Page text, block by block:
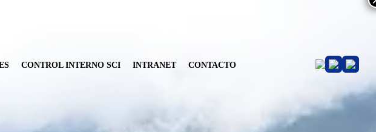
CONTROL INTERNO SCI INTRANET CONTACTO